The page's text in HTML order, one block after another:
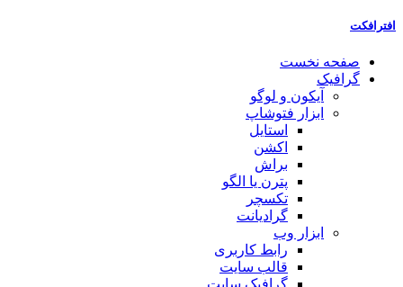
افترافکت
صفحه نخست
گرافیک
آیکون و لوگو
ابزار فتوشاپ
استایل
اکشن
براش
پترن یا الگو
تکسچر
گرادیانت
ابزار وب
رابط کاربری
قالب سایت
گرافیک سایت